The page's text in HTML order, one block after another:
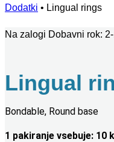
Dodatki • Lingual rings
Na zalogi Dobavni rok:
Lingual
Bondable, Round base
1 pakiranje vsebuje: 10